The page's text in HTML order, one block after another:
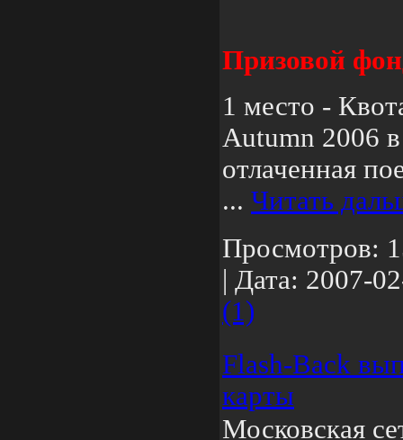
Призовой
1 место -
Autumn 2006
отлаченная
... Читать
Просмотров:
Дата: 2007-
(1)
Flash-Back
карты
Московская